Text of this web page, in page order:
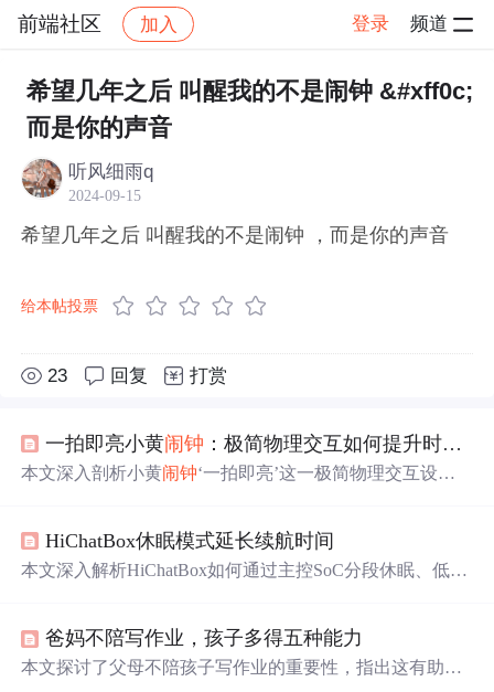
前端社区 加入 登录 频道
社区 前端社区 感慨 帖子详情
希望几年之后 叫醒我的不是闹钟 &#xff0c;
而是你的声音
听风细雨q
2024-09-15
希望几年之后 叫醒我的不是闹钟 ，而是你的声音
给本帖投票
23 回复 打赏
一拍即亮小黄闹钟 ：极简物理交互如何提升时间管理效率
本文深入剖析小黄闹钟‘一拍即亮’这一极简物理交互设计
功能驱动的行为约束，以及灯光双模式、色彩心理学、多
感官协同唤醒等关键技术要素。强调其作为数字极简主义
HiChatBox休眠模式延长续航时间
本文深入解析HiChatBox如何通过主控SoC分段休眠、低功
用多层次协同机制，在保证快速响应的同时大幅降低能
耗，展现智能设备软硬件协同优化的典范。
爸妈不陪写作业，孩子多得五种能力
本文探讨了父母不陪孩子写作业的重要性，指出这有助于